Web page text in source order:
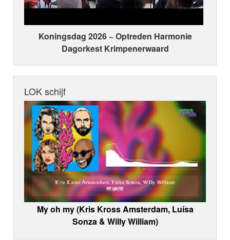
Koningsdag 2026 ~ Optreden Harmonie
Dagorkest Krimpenerwaard
LOK schijf
My oh my (Kris Kross Amsterdam, Luísa
Sonza & Willy William)